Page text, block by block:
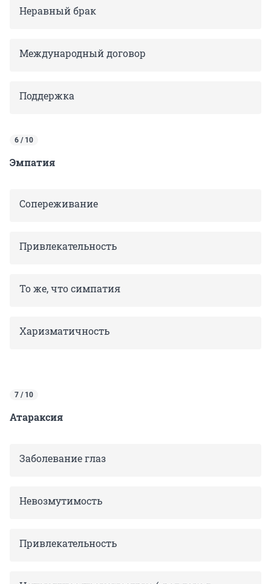
Неравный брак
Международный договор
Поддержка
6 / 10
Эмпатия
Сопереживание
Привлекательность
То же, что симпатия
Харизматичность
7 / 10
Атараксия
Заболевание глаз
Невозмутимость
Привлекательность